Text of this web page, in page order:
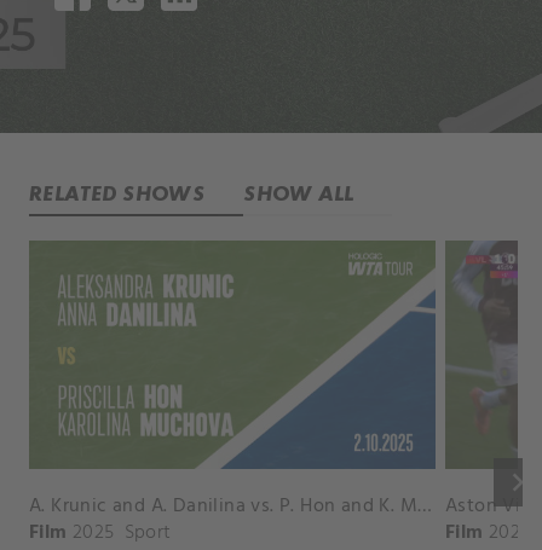
RELATED SHOWS SHOW ALL
keyboard_arrow_right
A. Krunic and A. Danilina vs. P. Hon and K. Muchova Match Highlights - BEIJING_Capital Group Diamond ( October 02, 2025)
Film 2025 Sport Film 2026